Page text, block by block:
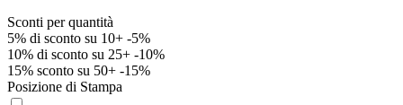
Sconti per quantità
5% di sconto su 10+ -5%
10% di sconto su 25+ -10%
15% sconto su 50+ -15%
Posizione di Stampa